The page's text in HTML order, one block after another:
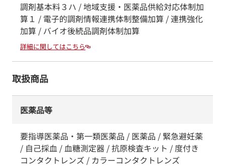
調剤基本料３ハ / 地域支援・医薬品供給対応体制加
算１ / 電子的調剤情報連携体制整備加算 / 連携強化
加算 / バイオ後続品調剤体制加算
詳細に関してはこちら
取扱商品
医薬品等
要指導医薬品・第一類医薬品 / 医薬品 / 緊急避妊薬
/ 自己採血 / 血糖測定器 / 抗原検査キット / 度付き
コンタクトレンズ / カラーコンタクトレンズ